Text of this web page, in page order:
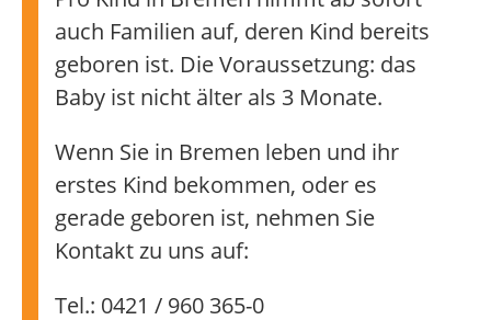
auch Familien auf, deren Kind bereits
geboren ist. Die Voraussetzung: das
Baby ist nicht älter als 3 Monate.
Wenn Sie in Bremen leben und ihr
erstes Kind bekommen, oder es
gerade geboren ist, nehmen Sie
Kontakt zu uns auf:
Tel.: 0421 / 960 365-0